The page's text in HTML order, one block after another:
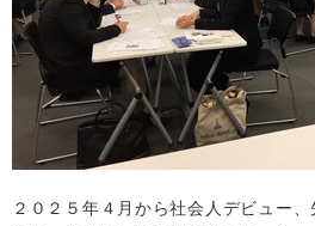
２０２５年４月から社会人デビュー